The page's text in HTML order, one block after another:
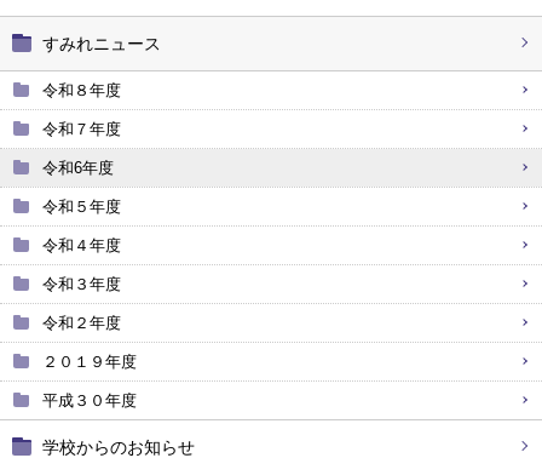
すみれニュース
令和８年度
令和７年度
令和6年度
令和５年度
令和４年度
令和３年度
令和２年度
２０１９年度
平成３０年度
学校からのお知らせ